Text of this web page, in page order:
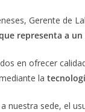
Gerente de
representa a
en ofrecer
la
nuestra sede, el